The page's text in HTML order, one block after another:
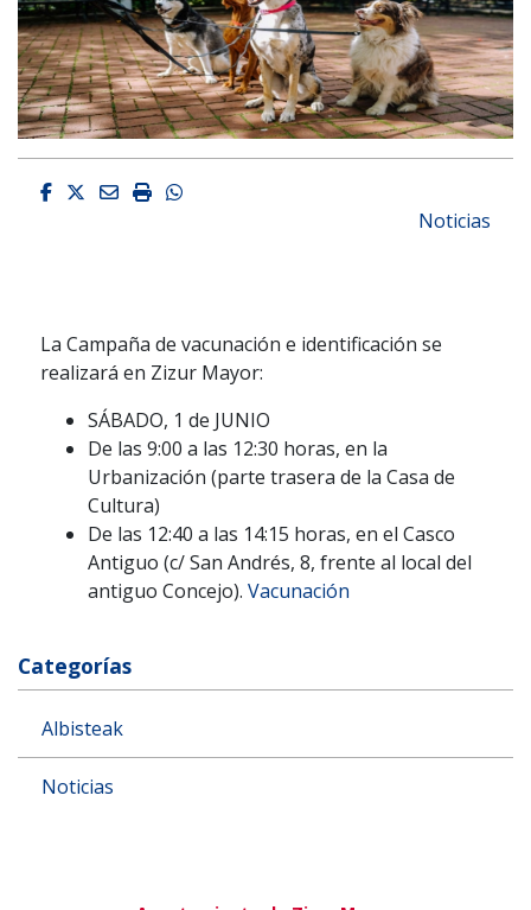
Facebook
Twitter
EmailImprimirWhatsapp
Noticias
La Campaña de vacunación e identificación se
realizará en Zizur Mayor:
SÁBADO, 1 de JUNIO
De las 9:00 a las 12:30 horas, en la
Urbanización (parte trasera de la Casa de
Cultura)
De las 12:40 a las 14:15 horas, en el Casco
Antiguo (c/ San Andrés, 8, frente al local del
antiguo Concejo). Vacunación
Categorías
Albisteak
Noticias